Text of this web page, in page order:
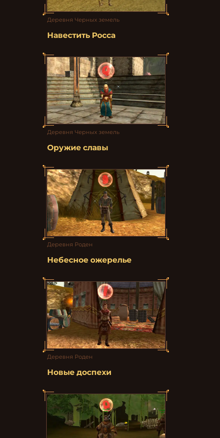
Деревня Черных земель
Навестить Росса
Деревня Черных земель
Оружие славы
Деревня Роден
Небесное ожерелье
Деревня Роден
Новые доспехи